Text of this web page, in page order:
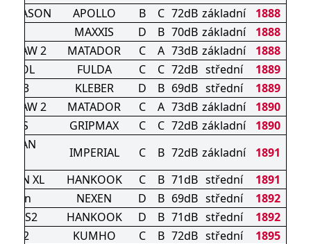
SEASON
APOLLO B C 72dB základní
1888
MAXXIS D B 70dB základní
1888
2
MATADOR C A 73dB základní
1888
FULDA C C 72dB střední
1889
3
KLEBER D B 69dB střední
1889
2
MATADOR C A 73dB základní
1890
A/S
GRIPMAX C C 72dB základní
1890
VAN
IMPERIAL C B 72dB základní
1891
XL
HANKOOK C B 71dB střední
1891
NEXEN D B 69dB střední
1892
4S2
HANKOOK D B 71dB střední
1892
KUMHO C B 72dB střední
1895